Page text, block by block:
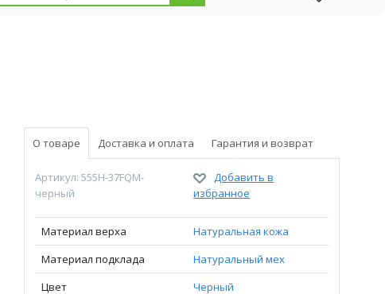
О товаре Доставка и оплата Гарантия и возврат
Артикул: 555H-37FQM-
черный
Добавить в
избранное
Материал верха
Натуральная кожа
Материал подклада
Натуральный мех
Цвет
Черный